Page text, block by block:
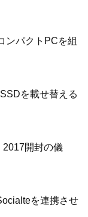
ンパクトPCを組
を載せ替える
2017開封の儀
を連携させ